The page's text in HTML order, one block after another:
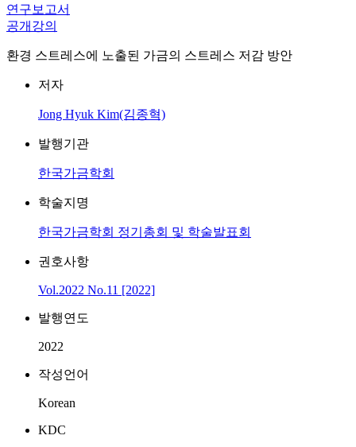
연구보고서
공개강의
환경 스트레스에 노출된 가금의 스트레스 저감 방안
저자
Jong Hyuk Kim(김종혁)
발행기관
한국가금학회
학술지명
한국가금학회 정기총회 및 학술발표회
권호사항
Vol.2022 No.11 [2022]
발행연도
2022
작성언어
Korean
KDC